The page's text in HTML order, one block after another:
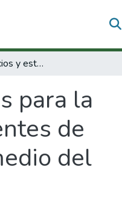
Creación de espacios y estrategias para la comprensión de lo ético y lo bioético con docentes de instituciones de educación de nivel básico y medio del departamento del Quindío
para la
de
del